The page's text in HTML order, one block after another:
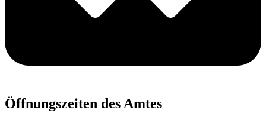
Öffnungszeiten des Amtes